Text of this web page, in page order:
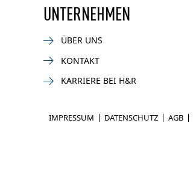
UNTERNEHMEN
ÜBER UNS
KONTAKT
KARRIERE BEI H&R
IMPRESSUM DATENSCHUTZ AGB